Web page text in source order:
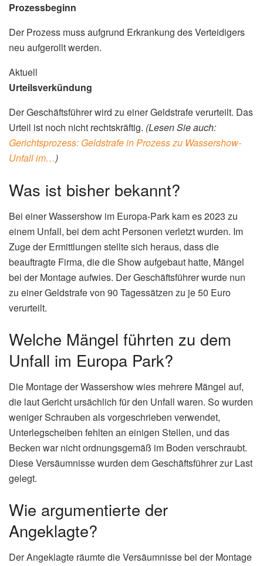
Prozessbeginn
Der Prozess muss aufgrund Erkrankung des Verteidigers
neu aufgerollt werden.
Aktuell
Urteilsverkündung
Der Geschäftsführer wird zu einer Geldstrafe verurteilt. Das
Urteil ist noch nicht rechtskräftig. (Lesen Sie auch:
Gerichtsprozess: Geldstrafe in Prozess zu Wassershow-
Unfall im…)
Was ist bisher bekannt?
Bei einer Wassershow im Europa-Park kam es 2023 zu
einem Unfall, bei dem acht Personen verletzt wurden. Im
Zuge der Ermittlungen stellte sich heraus, dass die
beauftragte Firma, die die Show aufgebaut hatte, Mängel
bei der Montage aufwies. Der Geschäftsführer wurde nun
zu einer Geldstrafe von 90 Tagessätzen zu je 50 Euro
verurteilt.
Welche Mängel führten zu dem
Unfall im Europa Park?
Die Montage der Wassershow wies mehrere Mängel auf,
die laut Gericht ursächlich für den Unfall waren. So wurden
weniger Schrauben als vorgeschrieben verwendet,
Unterlegscheiben fehlten an einigen Stellen, und das
Becken war nicht ordnungsgemäß im Boden verschraubt.
Diese Versäumnisse wurden dem Geschäftsführer zur Last
gelegt.
Wie argumentierte der
Angeklagte?
Der Angeklagte räumte die Versäumnisse bei der Montage